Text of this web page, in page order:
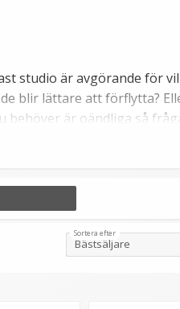
studio är avgörande för
blir lättare att förflytta?
är oändliga så
på bakgrundsstativ
de fästes.
förlänga armen till tillbehör
Sortera efter